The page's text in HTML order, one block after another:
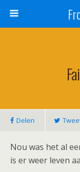
Delen
Nou was het al
is er weer leven